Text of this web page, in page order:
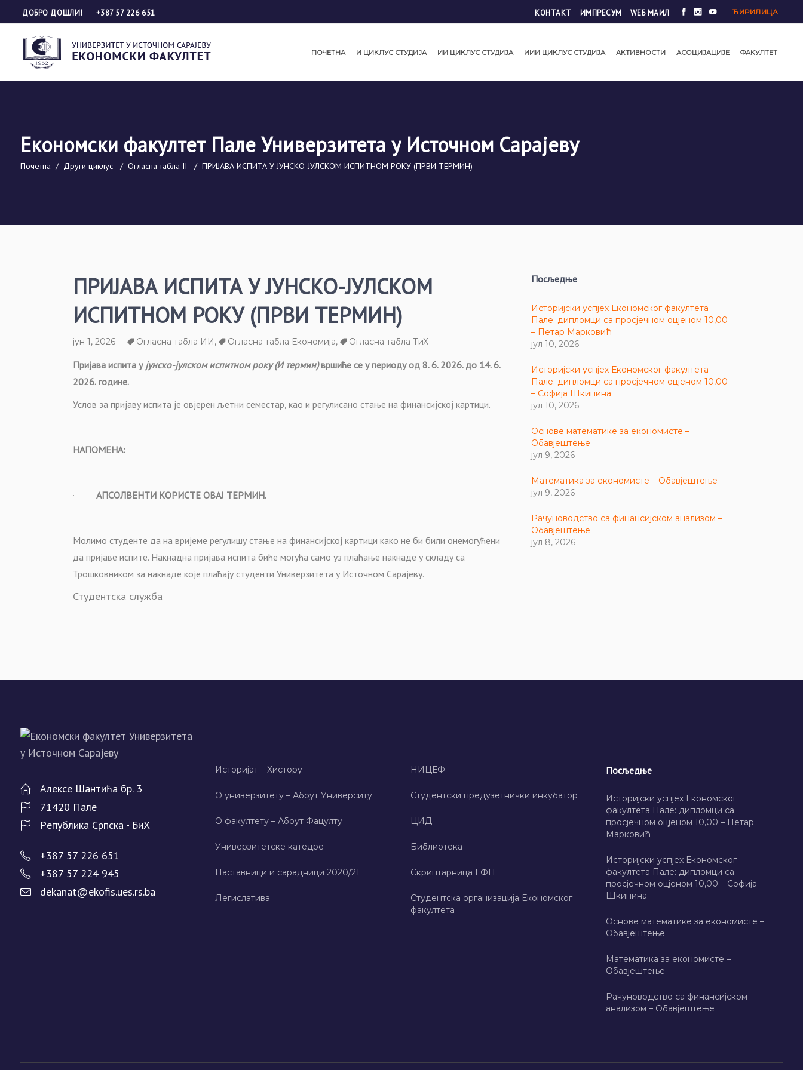
ДОБРО ДОШЛИ! +387 57 226 651 КОНТАКТ ИМПРЕСУМ WЕБ МАИЛ ЋИРИЛИЦА
ПОЧЕТНА И ЦИКЛУС СТУДИЈА ИИ ЦИКЛУС СТУДИЈА ИИИ ЦИКЛУС СТУДИЈА АКТИВНОСТИ АСОЦИЈАЦИЈЕ ФАКУЛТЕТ
Економски факултет Пале Универзитета у Источном Сарајеву
Почетна / Други циклус / Огласна табла II / ПРИЈАВА ИСПИТА У ЈУНСКО-ЈУЛСКОМ ИСПИТНОМ РОКУ (ПРВИ ТЕРМИН)
ПРИЈАВА ИСПИТА У ЈУНСКО-ЈУЛСКОМ
ИСПИТНОМ РОКУ (ПРВИ ТЕРМИН)
јун 1, 2026 Огласна табла ИИ, Огласна табла Економија, Огласна табла ТиХ
Пријава испита у јунско-јулском испитном року (И термин)вршиће се у периодуод 8. 6. 2026. до 14. 6.
2026. године.
Услов за пријаву испита је овјеренљетни семестар, као и регулисано стање на финансијској картици.
НАПОМЕНА:
· АПСОЛВЕНТИ КОРИСТЕ ОВАЈ ТЕРМИН.
Молимо студенте да на вријеме регулишу стање на финансијској картици како не би били онемогућени
да пријаве испите. Накнадна пријава испита биће могућа само уз плаћање накнаде у складу са
Трошковником за накнаде које плаћају студенти Универзитета у Источном Сарајеву.
Студентска служба
Посљедње
Историјски успјех Економског факултета
Пале: дипломци са просјечном оцјеном 10,00
– Петар Марковић
јул 10, 2026
Историјски успјех Економског факултета
Пале: дипломци са просјечном оцјеном 10,00
– Софија Шкипина
јул 10, 2026
Основе математике за економисте –
Обавјештење
јул 9, 2026
Математика за економисте – Обавјештење
јул 9, 2026
Рачуноводство са финансијском анализом –
Обавјештење
јул 8, 2026
Алeксe Шантића бр. 3
71420 Палe
Рeпублика Српска - БиХ
+387 57 226 651
+387 57 224 945
dekanat@ekofis.ues.rs.ba
Историјат – Хисторy
О универзитету – Абоут Университy
О факултету – Абоут Фацултy
Универзитетске катедре
Наставници и сарадници 2020/21
Легислатива
НИЦЕФ
Студентски предузетнички инкубатор
ЦИД
Библиотека
Скриптарница ЕФП
Студентска организација Економског
факултета
Посљедње
Историјски успјех Економског
факултета Пале: дипломци са
просјечном оцјеном 10,00 – Петар
Марковић
Историјски успјех Економског
факултета Пале: дипломци са
просјечном оцјеном 10,00 – Софија
Шкипина
Основе математике за економисте –
Обавјештење
Математика за економисте –
Обавјештење
Рачуноводство са финансијском
анализом – Обавјештење